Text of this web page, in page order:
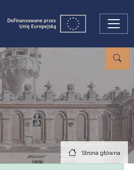
Strona główna